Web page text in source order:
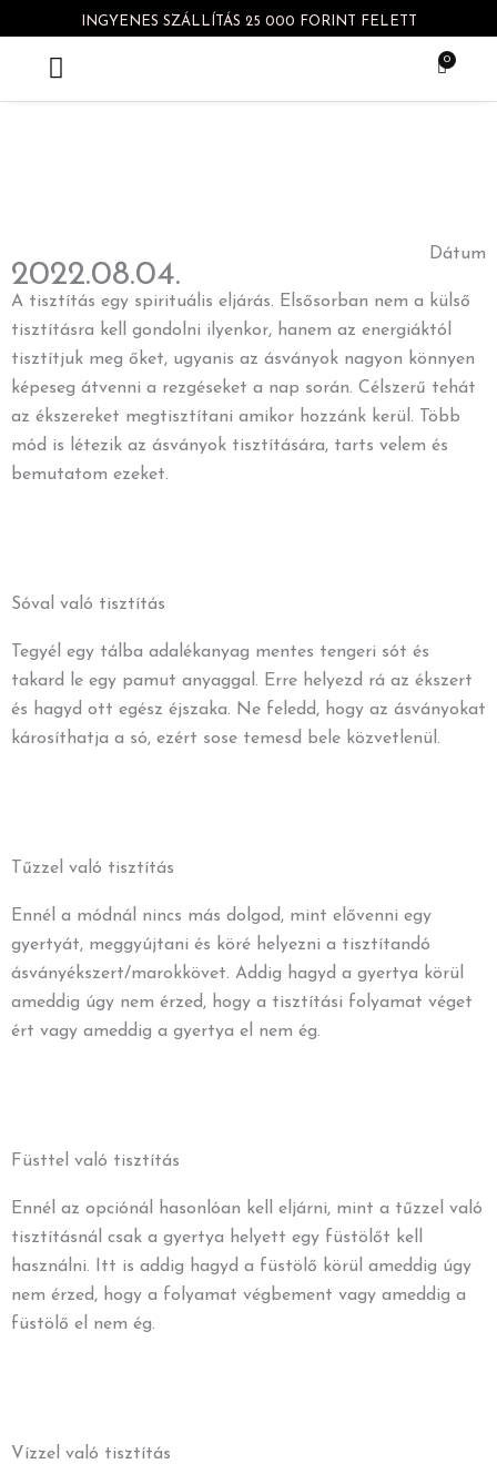
to
INGYENES SZÁLLÍTÁS 25 000 FORINT FELETT
0
Kosár
Dátum
2022.08.04.
A tisztítás egy spirituális eljárás. Elsősorban nem a külső
tisztításra kell gondolni ilyenkor, hanem az energiáktól
tisztítjuk meg őket, ugyanis az ásványok nagyon könnyen
képeseg átvenni a rezgéseket a nap során. Célszerű tehát
az ékszereket megtisztítani amikor hozzánk kerül. Több
mód is létezik az ásványok tisztítására, tarts velem és
bemutatom ezeket.
Sóval való tisztítás
Tegyél egy tálba adalékanyag mentes tengeri sót és
takard le egy pamut anyaggal. Erre helyezd rá az ékszert
és hagyd ott egész éjszaka. Ne feledd, hogy az ásványokat
károsíthatja a só, ezért sose temesd bele közvetlenül.
Tűzzel való tisztítás
Ennél a módnál nincs más dolgod, mint elővenni egy
gyertyát, meggyújtani és köré helyezni a tisztítandó
ásványékszert/marokkövet. Addig hagyd a gyertya körül
ameddig úgy nem érzed, hogy a tisztítási folyamat véget
ért vagy ameddig a gyertya el nem ég.
Füsttel való tisztítás
Ennél az opciónál hasonlóan kell eljárni, mint a tűzzel való
tisztításnál csak a gyertya helyett egy füstölőt kell
használni. Itt is addig hagyd a füstölő körül ameddig úgy
nem érzed, hogy a folyamat végbement vagy ameddig a
füstölő el nem ég.
Vízzel való tisztítás